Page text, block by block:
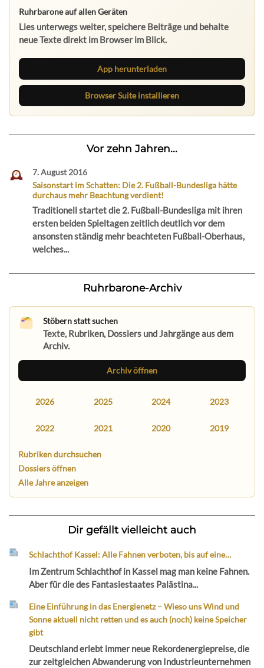
Ruhrbarone auf allen Geräten
Lies unterwegs weiter, speichere Beiträge und behalte
neue Texte direkt im Browser im Blick.
App herunterladen
Browser Suite installieren
Vor zehn Jahren...
7. August 2016
Saisonstart im Schatten: Die 2. Fußball-Bundesliga hätte
durchaus mehr Beachtung verdient!
Traditionell startet die 2. Fußball-Bundesliga mit ihren
ersten beiden Spieltagen zeitlich deutlich vor dem
ansonsten ständig mehr beachteten Fußball-Oberhaus,
welches...
Ruhrbarone-Archiv
Stöbern statt suchen
Texte, Rubriken, Dossiers und Jahrgänge aus dem
Archiv.
Archiv öffnen
2026 2025 2024 2023
2022 2021 2020 2019
Rubriken durchsuchen
Dossiers öffnen
Alle Jahre anzeigen
Dir gefällt vielleicht auch
Schlachthof Kassel: Alle Fahnen verboten, bis auf eine…
Im Zentrum Schlachthof in Kassel mag man keine Fahnen.
Aber für die des Fantasiestaates Palästina...
Eine Einführung in das Energienetz – Wieso uns Wind und
Sonne aktuell nicht retten und es auch (noch) keine Speicher
gibt
Deutschland erlebt immer neue Rekordenergiepreise, die
zur zeitgleichen Abwanderung von Industrieunternehmen